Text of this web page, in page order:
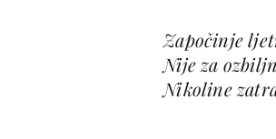
Započinje
Nije za
Nikoline